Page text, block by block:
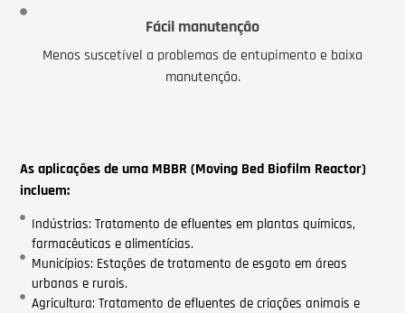
Fácil manutenção
Menos suscetível a problemas de entupimento e baixa
manutenção.
As aplicações de uma MBBR (Moving Bed Biofilm Reactor)
incluem:
Indústrias: Tratamento de efluentes em plantas químicas,
farmacêuticas e alimentícias.
Municípios: Estações de tratamento de esgoto em áreas
urbanas e rurais.
Agricultura: Tratamento de efluentes de criações animais e